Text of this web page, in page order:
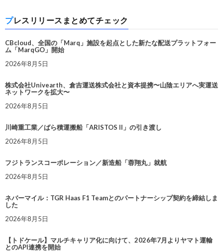
プレスリリースまとめてチェック
CBcloud、全国の「Marq」施設を起点とした新たな配送プラットフォー
ム「MarqGO」開始
2026年8月5日
株式会社Univearth、倉吉運送株式会社と資本提携〜山陰エリアへ実運送
ネットワークを拡大〜
2026年8月5日
川崎重工業／ばら積運搬船「ARISTOS II」の引き渡し
2026年8月5日
フジトランスコーポレーション／新造船「蓉翔丸」就航
2026年8月5日
ネバーマイル：TGR Haas F1 Teamとのパートナーシップ契約を締結しま
した
2026年8月5日
【トドケール】マルチキャリア化に向けて、2026年7月よりヤマト運輸
とのAPI連携を開始